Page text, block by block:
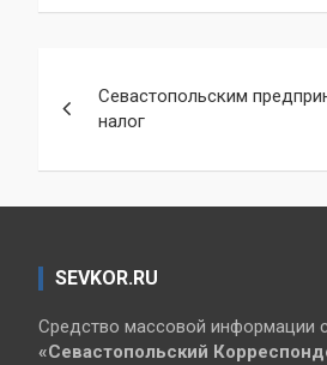
по
записям
Севастопольским
налог
SEVKOR.RU
Средство массовой информации
«Севастопольский